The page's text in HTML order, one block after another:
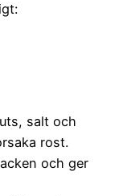
salt och
rost.
och ger